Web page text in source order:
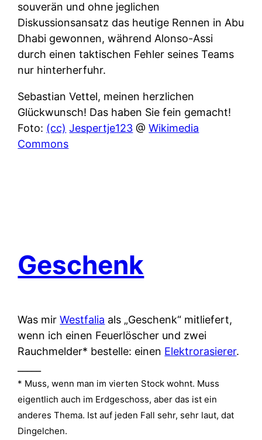
souverän und ohne jeglichen
Diskussionsansatz das heutige Rennen in Abu
Dhabi gewonnen, während Alonso-Assi
durch einen taktischen Fehler seines Teams
nur hinterherfuhr.
Sebastian Vettel, meinen herzlichen
Glückwunsch! Das haben Sie fein gemacht!
Foto: (cc) Jespertje123 @Wikimedia
Commons
Geschenk
Was mirWestfalia als „Geschenk“ mitliefert,
wenn ich einen Feuerlöscher und zwei
Rauchmelder* bestelle: einen Elektrorasierer.
* Muss, wenn man im vierten Stock wohnt. Muss
eigentlich auch im Erdgeschoss, aber das ist ein
anderes Thema. Ist auf jeden Fall sehr, sehr laut, dat
Dingelchen.